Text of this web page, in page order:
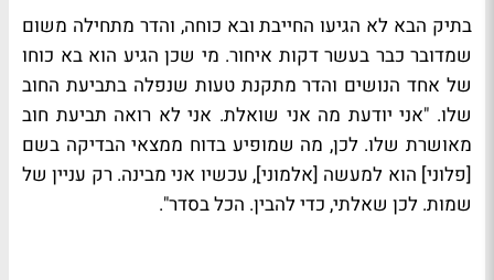
בתיק הבא לא הגיעו החייבת ובא כוחה, והדר מתחילה משום
שמדובר כבר בעשר דקות איחור. מי שכן הגיע הוא בא כוחו
של אחד הנושים והדר מתקנת טעות שנפלה בתביעת החוב
שלו. "אני יודעת מה אני שואלת. אני לא רואה תביעת חוב
מאושרת שלו. לכן, מה שמופיע בדוח ממצאי הבדיקה בשם
[פלוני] הוא למעשה [אלמוני], עכשיו אני מבינה. רק עניין של
שמות. לכן שאלתי, כדי להבין. הכל בסדר".